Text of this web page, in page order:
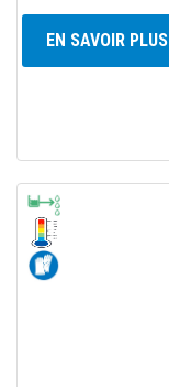
EN SAVOIR PLUS